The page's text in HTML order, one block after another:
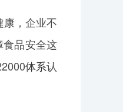
，企业不
食品安全这
体系认